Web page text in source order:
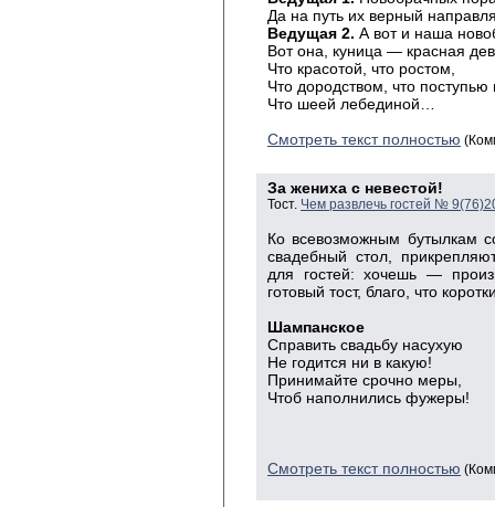
Да на путь их верный
Ведущая 2. А вот и наша
Вот она, куница — красная
Что красотой, что ростом,
Что дородством, что поступью
Что шеей лебединой…
Смотреть текст полностью
За жениха с невестой!
Тост. Чем развлечь гостей №
Ко всевозможным бутылкам
свадебный стол,
для гостей: хочешь —
готовый тост, благо, что
Шампанское
Справить свадьбу насухую
Не годится ни в какую!
Принимайте срочно меры,
Чтоб наполнились фужеры!
Смотреть текст полностью